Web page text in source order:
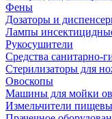
Фены
Дозаторы и
Лампы
Рукосушители
Средства санитарно-
Стерилизаторы для
Овоскопы
Машины для мойки
Измельчители